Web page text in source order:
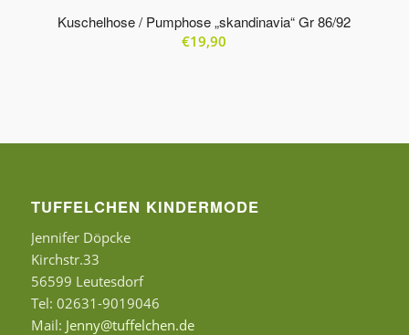
in
sortieren
Kuschelhose / Pumphose „skandinavia“ Gr 86/92
€19,90
TUFFELCHEN KINDERMODE
Jennifer Döpcke
Kirchstr.33
56599 Leutesdorf
Tel: 02631-9019046
Mail: Jenny@tuffelchen.de